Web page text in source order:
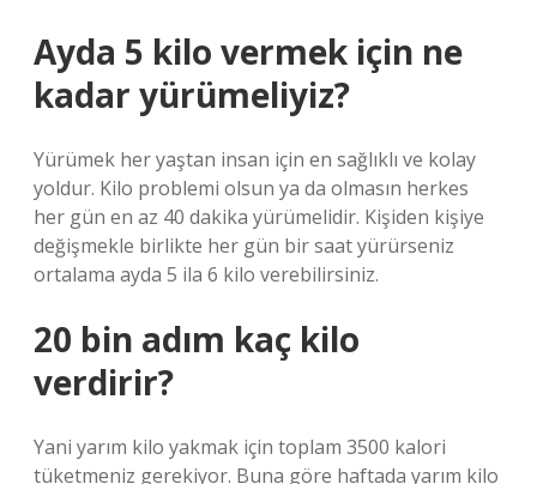
Ayda 5 kilo vermek için ne
kadar yürümeliyiz?
Yürümek her yaştan insan için en sağlıklı ve kolay
yoldur. Kilo problemi olsun ya da olmasın herkes
her gün en az 40 dakika yürümelidir. Kişiden kişiye
değişmekle birlikte her gün bir saat yürürseniz
ortalama ayda 5 ila 6 kilo verebilirsiniz.
20 bin adım kaç kilo
verdirir?
Yani yarım kilo yakmak için toplam 3500 kalori
tüketmeniz gerekiyor. Buna göre haftada yarım kilo